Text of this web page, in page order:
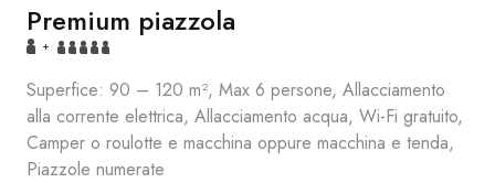
Premium piazzola
+
Superfice: 90 – 120 m², Max 6 persone, Allacciamento
alla corrente elettrica, Allacciamento acqua, Wi-Fi gratuito,
Camper o roulotte e macchina oppure macchina e tenda,
Piazzole numerate